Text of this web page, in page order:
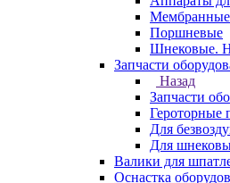
Мембранные
Поршневые
Шнековые.
Запчасти
Назад
Запчасти
Героторные
Для
Для
Валики для
Оснастка